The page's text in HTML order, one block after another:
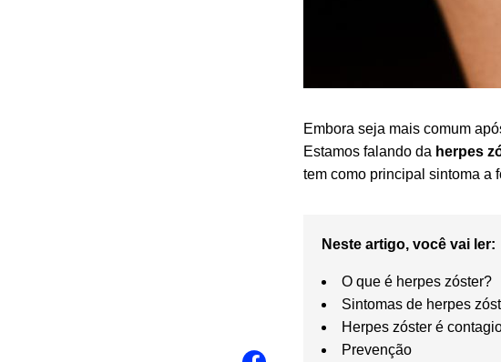
Embora seja mais comum
Estamos falando da herpes
tem como principal sintoma a
Neste artigo, você vai ler:
O que é herpes zóster?
Sintomas de herpes
Herpes zóster é
Prevenção